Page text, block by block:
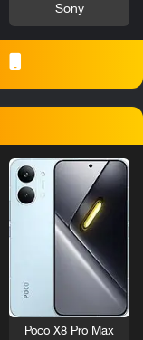
Sony
Poco X8 Pro Max